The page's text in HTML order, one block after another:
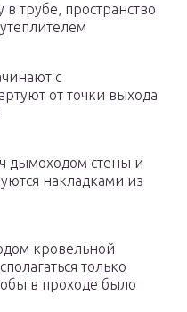
трубе, пространство
с
от точки выхода
дымоходом стены и
накладками из
кровельной
только
в проходе было